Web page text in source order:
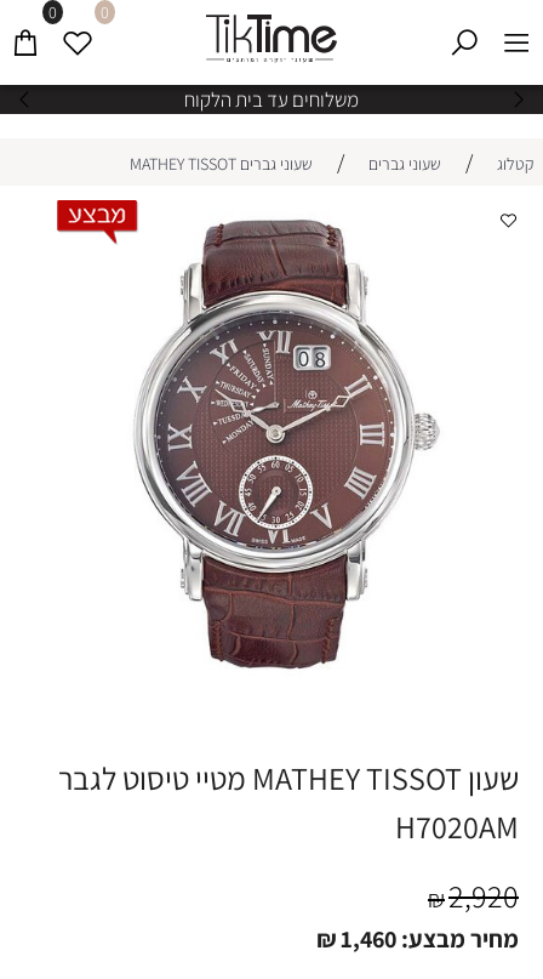
משלוחים עד בית הלקוח
0 0
קטלוג / שעוני גברים / שעוני גברים MATHEY TISSOT
שעון MATHEY TISSOT מטיי טיסוט לגבר
H7020AM
₪2,920
מחיר מבצע: ₪1,460